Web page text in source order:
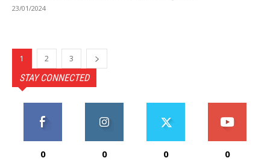
23/01/2024
1 2 3
STAY CONNECTED
0 0 0 0